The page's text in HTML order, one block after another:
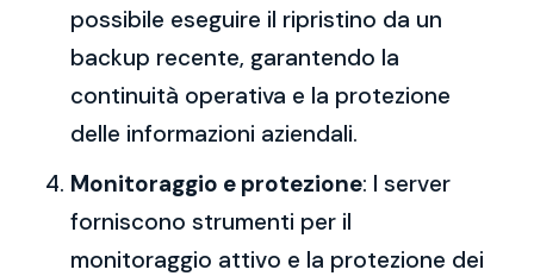
possibile eseguire il ripristino da un
backup recente, garantendo la
continuità operativa e la protezione
delle informazioni aziendali.
Monitoraggio e protezione: I server
forniscono strumenti per il
monitoraggio attivo e la protezione dei